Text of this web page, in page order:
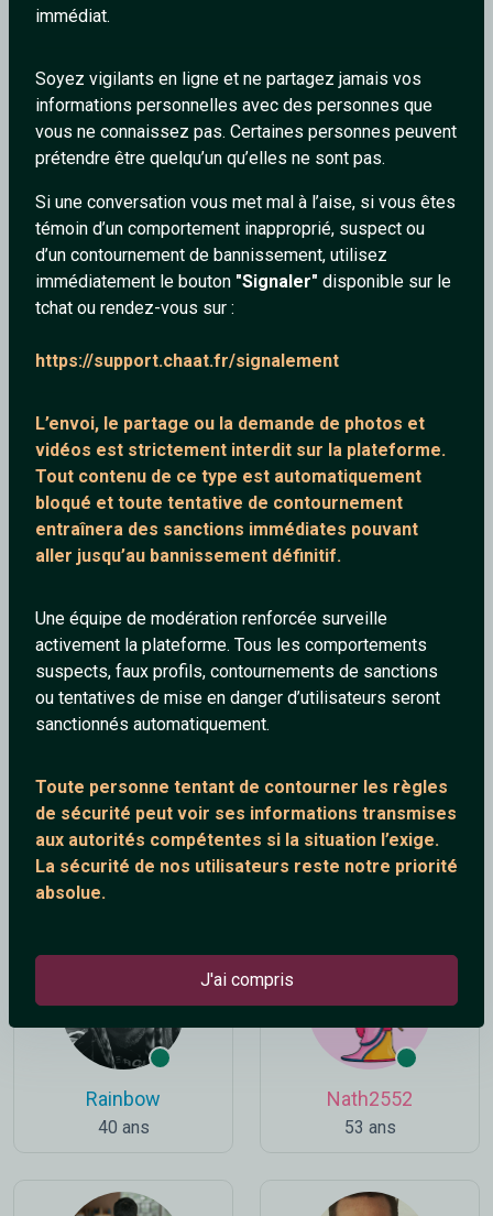
immédiat.
Soyez vigilants en ligne et ne partagez jamais vos
informations personnelles avec des personnes que
vous ne connaissez pas. Certaines personnes peuvent
prétendre être quelqu’un qu’elles ne sont pas.
Si une conversation vous met mal à l’aise, si vous êtes
témoin d’un comportement inapproprié, suspect ou
d’un contournement de bannissement, utilisez
immédiatement le bouton "Signaler" disponible sur le
tchat ou rendez-vous sur :
https://support.chaat.fr/signalement
L’envoi, le partage ou la demande de photos et
vidéos est strictement interdit sur la plateforme.
Tout contenu de ce type est automatiquement
bloqué et toute tentative de contournement
entraînera des sanctions immédiates pouvant
aller jusqu’au bannissement définitif.
Une équipe de modération renforcée surveille
activement la plateforme. Tous les comportements
suspects, faux profils, contournements de sanctions
ou tentatives de mise en danger d’utilisateurs seront
sanctionnés automatiquement.
Toute personne tentant de contourner les règles
de sécurité peut voir ses informations transmises
aux autorités compétentes si la situation l’exige.
La sécurité de nos utilisateurs reste notre priorité
absolue.
J'ai compris
_Barbu Amestramgram37
55 ans
Monoy cornelia
Kodama
46 ans
SkidRow
49 ans
RebeuMuscle93 audealajoie62
Rainbow
40 ans
Nath2552
53 ans